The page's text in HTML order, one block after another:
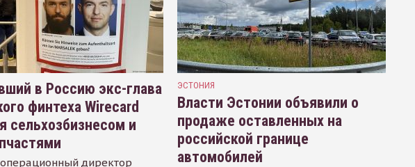
в Россию экс-глава
финтеха Wirecard
сельхозбизнесом и
директор
ЭСТОНИЯ
Власти Эстонии объявили о
продаже оставленных на
российской границе
автомобилей